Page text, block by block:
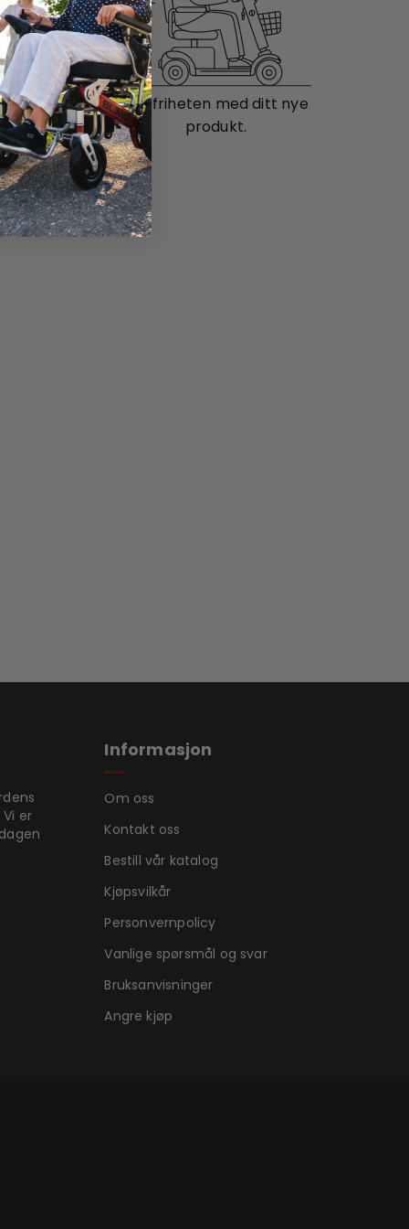
deg.
Nyt friheten med ditt nye
produkt.
er
Informasjon
Om oss
Kontakt oss
Bestill vår katalog
Kjøpsvilkår
Personvernpolicy
Vanlige spørsmål og svar
Bruksanvisninger
Angre kjøp